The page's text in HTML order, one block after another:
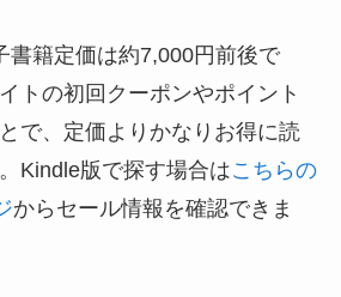
書籍定価は約7,000円前後で
トの初回クーポンやポイント
で、定価よりかなりお得に読
Kindle版で探す場合はこちらの
からセール情報を確認できま